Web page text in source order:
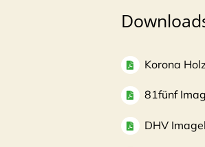
Korona
81fünf
DHV